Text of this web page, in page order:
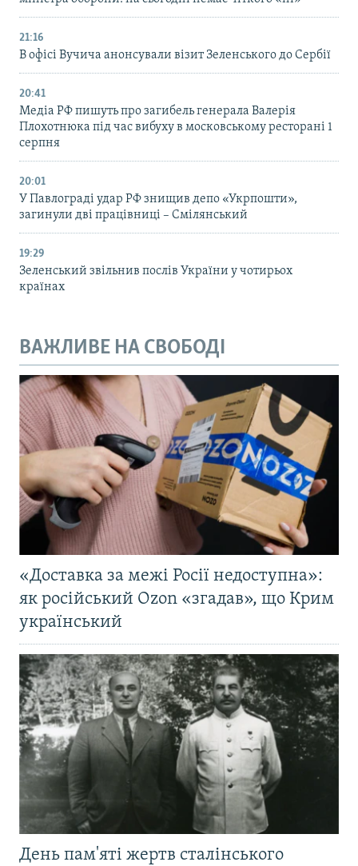
21:16
В офісі Вучича анонсували візит Зеленського до Сербії
20:41
Медіа РФ пишуть про загибель генерала Валерія
Плохотнюка під час вибуху в московському ресторані 1
серпня
20:01
У Павлограді удар РФ знищив депо «Укрпошти»,
загинули дві працівниці – Смілянський
19:29
Зеленський звільнив послів України у чотирьох
країнах
ВАЖЛИВЕ НА СВОБОДІ
«Доставка за межі Росії недоступна»:
як російський Ozon «згадав», що Крим
український
День пам'яті жертв сталінського